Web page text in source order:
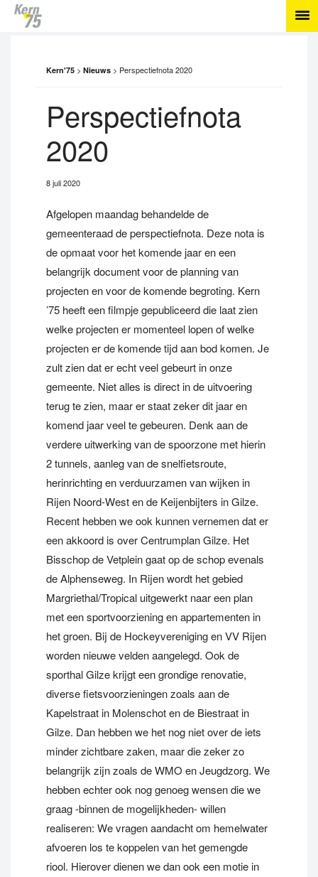
Kern'75 > Nieuws > Perspectiefnota 2020
Perspectiefnota
2020
8 juli 2020
Afgelopen maandag behandelde de
gemeenteraad de perspectiefnota. Deze nota is
de opmaat voor het komende jaar en een
belangrijk document voor de planning van
projecten en voor de komende begroting. Kern
’75 heeft een filmpje gepubliceerd die laat zien
welke projecten er momenteel lopen of welke
projecten er de komende tijd aan bod komen. Je
zult zien dat er echt veel gebeurt in onze
gemeente. Niet alles is direct in de uitvoering
terug te zien, maar er staat zeker dit jaar en
komend jaar veel te gebeuren. Denk aan de
verdere uitwerking van de spoorzone met hierin
2 tunnels, aanleg van de snelfietsroute,
herinrichting en verduurzamen van wijken in
Rijen Noord-West en de Keijenbijters in Gilze.
Recent hebben we ook kunnen vernemen dat er
een akkoord is over Centrumplan Gilze. Het
Bisschop de Vetplein gaat op de schop evenals
de Alphenseweg. In Rijen wordt het gebied
Margriethal/Tropical uitgewerkt naar een plan
met een sportvoorziening en appartementen in
het groen. Bij de Hockeyvereniging en VV Rijen
worden nieuwe velden aangelegd. Ook de
sporthal Gilze krijgt een grondige renovatie,
diverse fietsvoorzieningen zoals aan de
Kapelstraat in Molenschot en de Biestraat in
Gilze. Dan hebben we het nog niet over de iets
minder zichtbare zaken, maar die zeker zo
belangrijk zijn zoals de WMO en Jeugdzorg. We
hebben echter ook nog genoeg wensen die we
graag -binnen de mogelijkheden- willen
realiseren: We vragen aandacht om hemelwater
afvoeren los te koppelen van het gemengde
riool. Hierover dienen we dan ook een motie in